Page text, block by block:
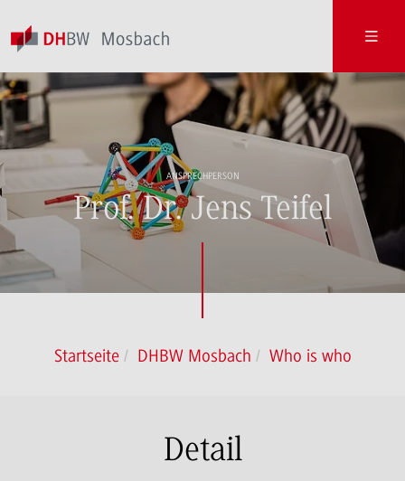
ANSPRECHPERSON
Prof. Dr. Jens Teifel
Startseite DHBW Mosbach Who is who
Detail